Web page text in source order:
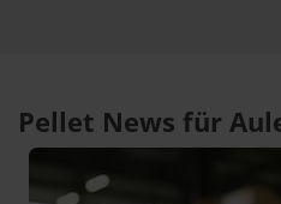
Pellet News für